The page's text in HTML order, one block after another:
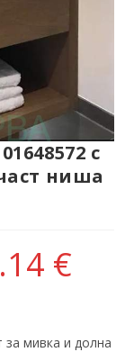
с
ниша
€
мивка и долна